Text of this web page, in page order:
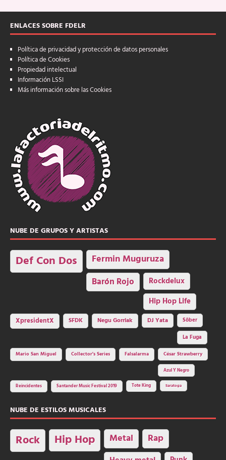
ENLACES SOBRE FDELR
Política de privacidad y protección de datos personales
Política de Cookies
Propiedad intelectual
Información LSSI
Más información sobre las Cookies
NUBE DE GRUPOS Y ARTISTAS
Def Con Dos Fermin Muguruza
Barón Rojo Rockdelux
Hip Hop Life
XpresidentX SFDK Negu Gorriak DJ Yata
Sôber
La Fuga
Mario San Miguel
Collector's Series Falsalarma César Strawberry
Azul Y Negro
Reincidentes Santander Music Festival 2019 Tote King Saratoga
NUBE DE ESTILOS MUSICALES
Rock Hip Hop Metal Rap